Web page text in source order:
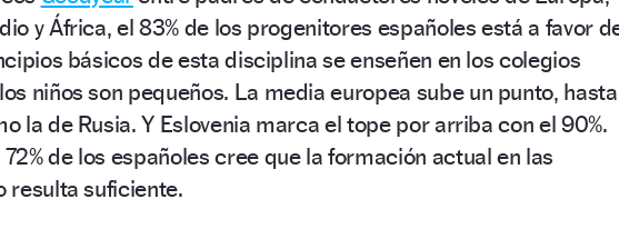
y África, el 83% de los progenitores españoles está a favor
básicos de esta disciplina se enseñen en los colegios
niños son pequeños. La media europea sube un punto, hasta
la de Rusia. Y Eslovenia marca el tope por arriba con el 90%.
de los españoles cree que la formación actual en las
resulta suficiente.